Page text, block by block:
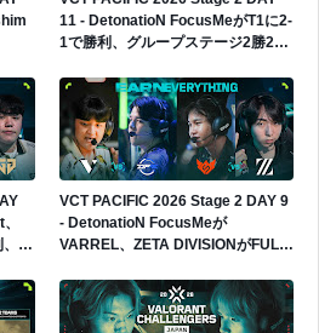
11 - DetonatioN FocusMeがT1に2-
1で勝利、グループステージ2勝2敗
VCT PACIFIC 2026 Stage 2 DAY 9
- DetonatioN FocusMeが
VARREL、ZETA DIVISIONがFULL